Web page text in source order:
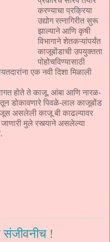
करण्याचा प्रक्रिया
उद्योग रत्नागिरीत सुरू
झाल्याने आणि कृषी
विभागाने शेतकऱ्यांपर्यंत
काजूबोंडाची उपयुक्तता
पोहोचविण्यासाठी
एक नवी दिशा मिळाली
होते ते काजू, आंबा आणि नारळ-
डोकावणारे पिवळे-लाल काजूबोंड
असलेली काजू बी काढल्यावर
मुले रस्त्याने असलेल्या
संजीवनीच !